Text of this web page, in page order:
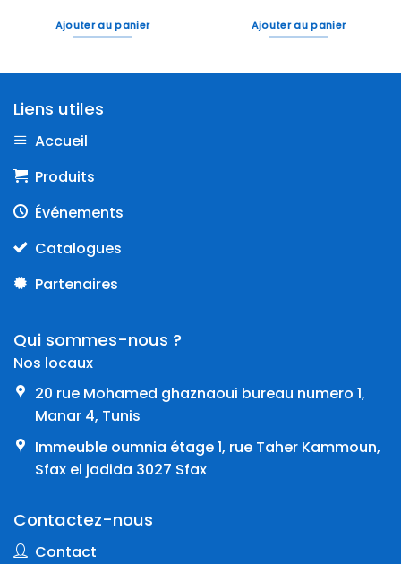
Ajouter au panier Ajouter au panier
Liens utiles
Accueil
Produits
Événements
Catalogues
Partenaires
Qui sommes-nous ?
Nos locaux
20 rue Mohamed ghaznaoui bureau numero 1,
Manar 4, Tunis
Immeuble oumnia étage 1, rue Taher Kammoun,
Sfax el jadida 3027 Sfax
Contactez-nous
Contact